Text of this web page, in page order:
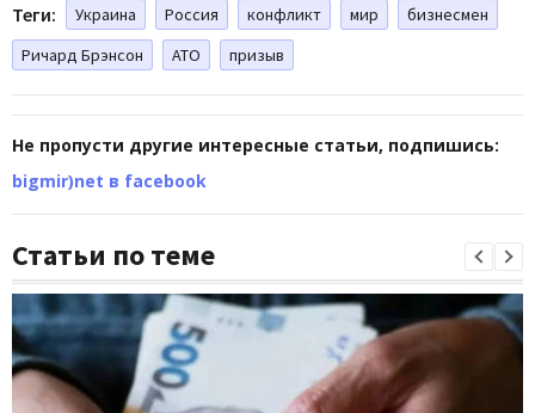
Теги: Украина Россия конфликт мир
бизнесмен
Ричард Брэнсон
АТО призыв
Не пропусти другие интересные статьи, подпишись:
bigmir)net в facebook
Статьи по теме